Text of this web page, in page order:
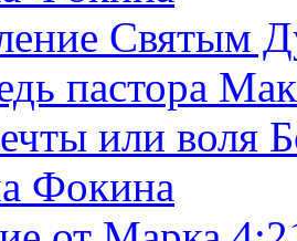
Святым
пастора
или воля
Фокина